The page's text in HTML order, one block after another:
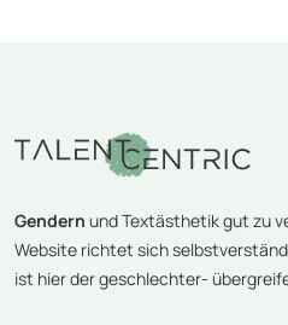
Gendern und Textästhetik gut zu
Website richtet sich
ist hier der geschlechter-